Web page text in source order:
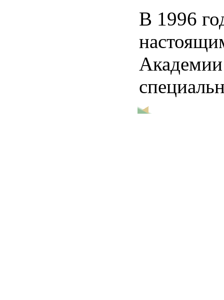
В 1996